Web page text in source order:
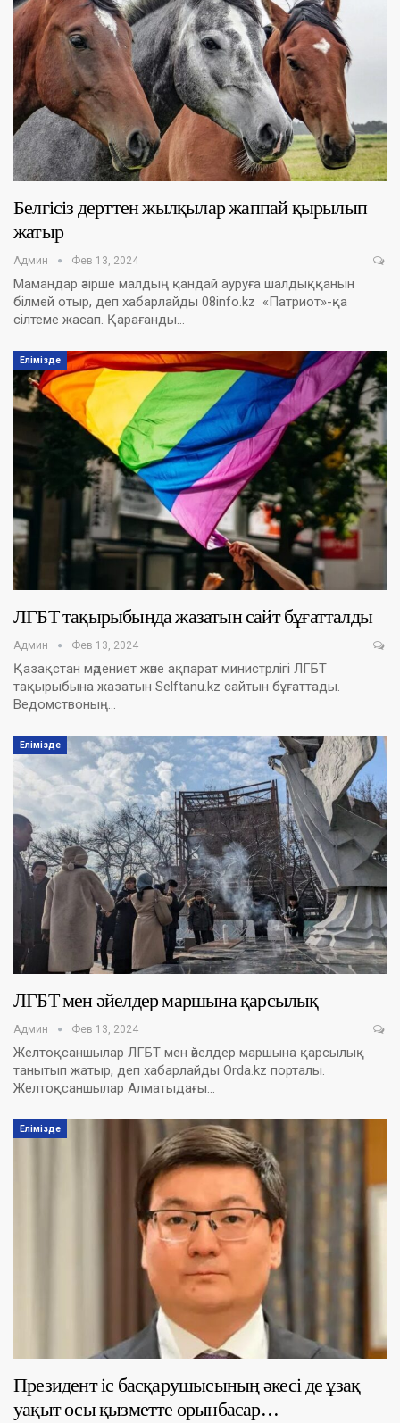
Белгісіз дерттен жылқылар жаппай қырылып
жатыр
Админ Фев 13, 2024
Мамандар әзірше малдың қандай ауруға шалдыққанын
білмей отыр, деп хабарлайды 08info.kz «Патриот»-қа
сілтеме жасап. Қарағанды…
Елімізде
ЛГБТ тақырыбында жазатын сайт бұғатталды
Админ Фев 13, 2024
Қазақстан мәдениет және ақпарат министрлігі ЛГБТ
тақырыбына жазатын Selftanu.kz сайтын бұғаттады.
Ведомствоның…
Елімізде
ЛГБТ мен әйелдер маршына қарсылық
Админ Фев 13, 2024
Желтоқсаншылар ЛГБТ мен әйелдер маршына қарсылық
танытып жатыр, деп хабарлайды Orda.kz порталы.
Желтоқсаншылар Алматыдағы…
Елімізде
Президент іс басқарушысының әкесі де ұзақ
уақыт осы қызметте орынбасар…